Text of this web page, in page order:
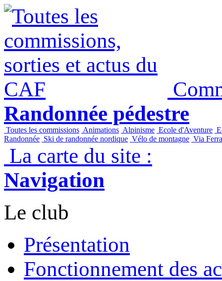
Randonnée pédestre
Toutes les commissions Animations Alpinisme Ecole d'Aventure
Randonnée Ski de randonnée nordique Vélo de montagne Via
La carte du site :
Navigation
Le club
Présentation
Fonctionnement des